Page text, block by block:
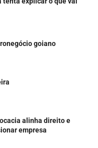
goiano
alinha direito e
empresa